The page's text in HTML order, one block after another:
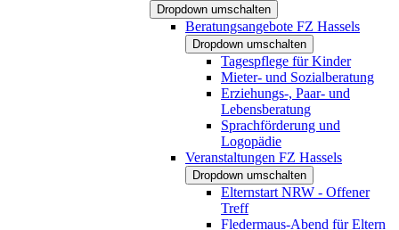
Dropdown umschalten
Beratungsangebote FZ Hassels
Dropdown umschalten
Tagespflege für Kinder
Mieter- und Sozialberatung
Erziehungs-, Paar- und
Lebensberatung
Sprachförderung und
Logopädie
Veranstaltungen FZ Hassels
Dropdown umschalten
Elternstart NRW - Offener
Treff
Fledermaus-Abend für Eltern